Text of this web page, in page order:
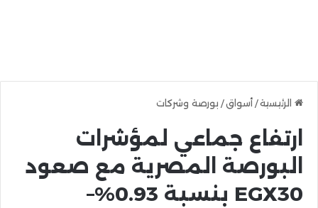
الرئيسية/ أسواق/ بورصة وشركات
ارتفاع جماعي لمؤشرات
البورصة المصرية مع صعود
EGX30 بنسبة 0.93%–